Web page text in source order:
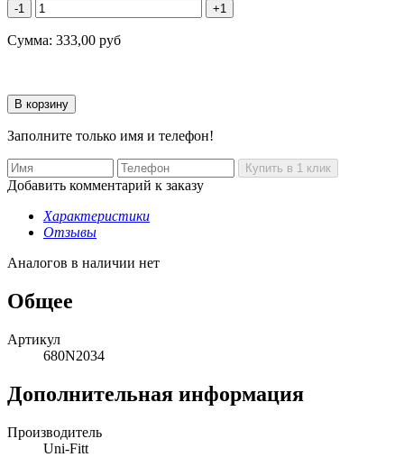
-1 +1
Сумма: 333,00 руб
Заполните только имя и телефон!
Добавить комментарий к заказу
Характеристики
Отзывы
Аналогов в наличии нет
Общее
Артикул
680N2034
Дополнительная информация
Производитель
Uni-Fitt